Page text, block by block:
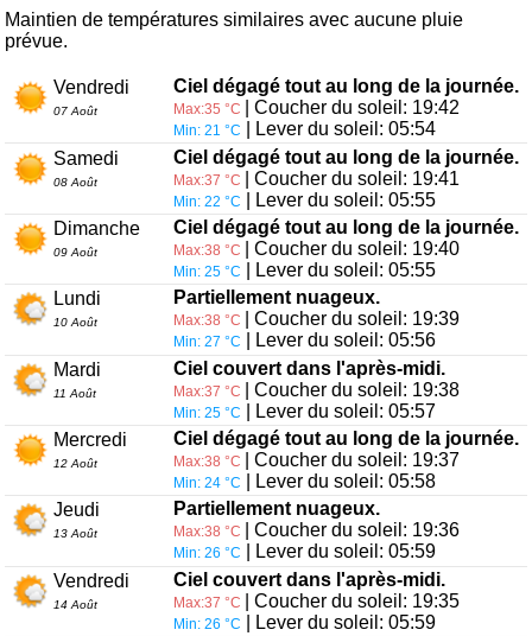
Maintien de températures similaires avec aucune pluie
prévue.
Vendredi
07 Août
Ciel dégagé tout au long de la journée.
Max:35 °C | Coucher du soleil: 19:42
Min: 21 °C
| Lever du soleil: 05:54
Samedi
08 Août
Ciel dégagé tout au long de la journée.
Max:37 °C | Coucher du soleil: 19:41
Min: 22 °C
| Lever du soleil: 05:55
Dimanche
09 Août
Ciel dégagé tout au long de la journée.
Max:38 °C | Coucher du soleil: 19:40
Min: 25 °C
| Lever du soleil: 05:55
Lundi
10 Août
Partiellement nuageux.
Max:38 °C | Coucher du soleil: 19:39
Min: 27 °C
| Lever du soleil: 05:56
Mardi
11 Août
Ciel couvert dans l'après-midi.
Max:37 °C | Coucher du soleil: 19:38
Min: 25 °C
| Lever du soleil: 05:57
Mercredi
12 Août
Ciel dégagé tout au long de la journée.
Max:38 °C | Coucher du soleil: 19:37
Min: 24 °C
| Lever du soleil: 05:58
Jeudi
13 Août
Partiellement nuageux.
Max:38 °C | Coucher du soleil: 19:36
Min: 26 °C
| Lever du soleil: 05:59
Vendredi
14 Août
Ciel couvert dans l'après-midi.
Max:37 °C | Coucher du soleil: 19:35
Min: 26 °C
| Lever du soleil: 05:59